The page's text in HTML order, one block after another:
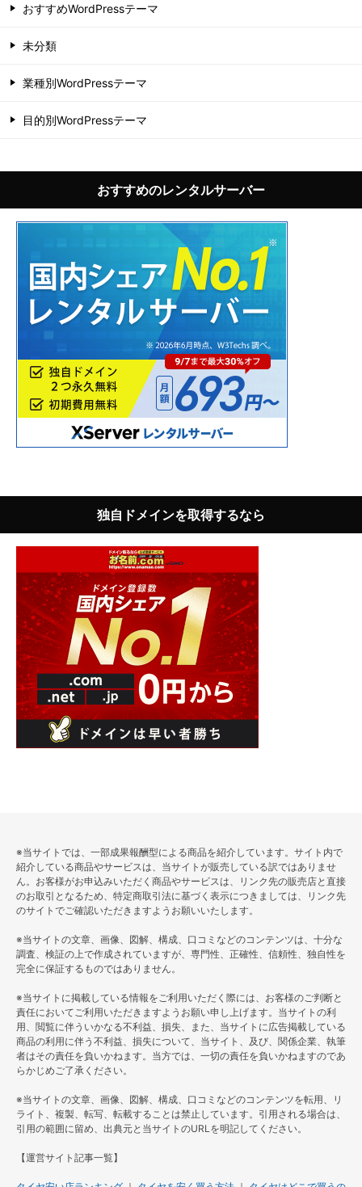
おすすめWordPressテーマ
未分類
業種別WordPressテーマ
目的別WordPressテーマ
おすすめのレンタルサーバー
独自ドメインを取得するなら
※当サイトでは、一部成果報酬型による商品を紹介しています。サイト内で
紹介している商品やサービスは、当サイトが販売している訳ではありませ
ん。お客様がお申込みいただく商品やサービスは、リンク先の販売店と直接
のお取引となるため、特定商取引法に基づく表示につきましては、リンク先
のサイトでご確認いただきますようお願いいたします。
※当サイトの文章、画像、図解、構成、口コミなどのコンテンツは、十分な
調査、検証の上で作成されていますが、専門性、正確性、信頼性、独自性を
完全に保証するものではありません。
※当サイトに掲載している情報をご利用いただく際には、お客様のご判断と
責任においてご利用いただきますようお願い申し上げます。当サイトの利
用、閲覧に伴ういかなる不利益、損失、また、当サイトに広告掲載している
商品の利用に伴う不利益、損失について、当サイト、及び、関係企業、執筆
者はその責任を負いかねます。当方では、一切の責任を負いかねますのであ
らかじめご了承ください。
※当サイトの文章、画像、図解、構成、口コミなどのコンテンツを転用、リ
ライト、複製、転写、転載することは禁止しています。引用される場合は、
引用の範囲に留め、出典元と当サイトのURLを明記してください。
【運営サイト記事一覧】